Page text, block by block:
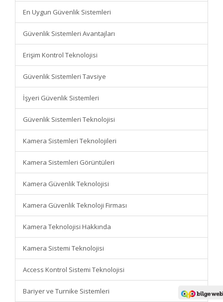
En Uygun Güvenlik Sistemleri
Güvenlik Sistemleri Avantajları
Erişim Kontrol Teknolojisi
Güvenlik Sistemleri Tavsiye
İşyeri Güvenlik Sistemleri
Güvenlik Sistemleri Teknolojisi
Kamera Sistemleri Teknolojileri
Kamera Sistemleri Görüntüleri
Kamera Güvenlik Teknolojisi
Kamera Güvenlik Teknoloji Firması
Kamera Teknolojisi Hakkında
Kamera Sistemi Teknolojisi
Access Kontrol Sistemi Teknolojisi
Bariyer ve Turnike Sistemleri